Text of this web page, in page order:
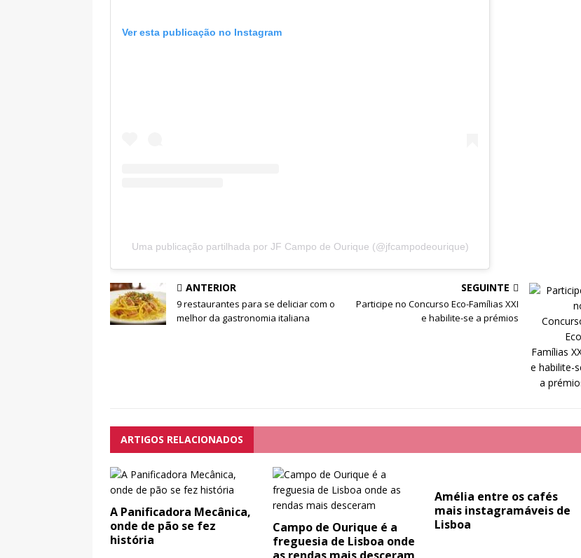
Ver esta publicação no Instagram
Uma publicação partilhada por JF Campo de Ourique (@jfcampodeourique)
ANTERIOR
9 restaurantes para se deliciar com o
melhor da gastronomia italiana
SEGUINTE
Participe no Concurso Eco-Famílias XXI
e habilite-se a prémios
ARTIGOS RELACIONADOS
A Panificadora Mecânica,
onde de pão se fez
história
Campo de Ourique é a
freguesia de Lisboa onde
as rendas mais desceram
Amélia entre os cafés
mais instagramáveis de
Lisboa